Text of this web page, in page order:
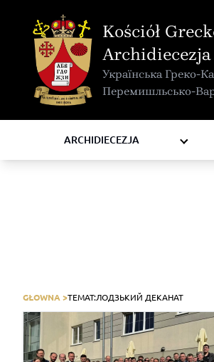
Kościół
Українська Греко-
Перемишльсько-
ARCHIDIECEZJA
KURIA METROPOLITALNA
KAPITUŁA
KOMISJE I WYDZIAŁY
RADY
ZAKONY I ZGROMADZENIA
GŁOWNA >TEMAT:ЛОДЗЬКИЙ ДЕКАНАТ